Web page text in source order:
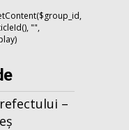
"",
–